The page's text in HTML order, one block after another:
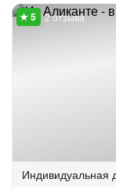
2 отзыва
Индивидуальная